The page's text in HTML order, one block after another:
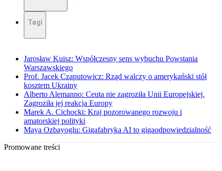
Tagi
Jarosław Kuisz: Współczesny sens wybuchu Powstania
Warszawskiego
Prof. Jacek Czaputowicz: Rząd walczy o amerykański stół
kosztem Ukrainy
Alberto Alemanno: Ceuta nie zagroziła Unii Europejskiej.
Zagroziła jej reakcja Europy
Marek A. Cichocki: Kraj pozorowanego rozwoju i
amatorskiej polityki
Maya Ozbayoglu: Gigafabryka AI to gigaodpowiedzialność
Promowane treści